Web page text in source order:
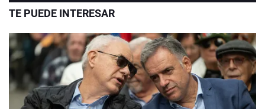
TE PUEDE INTERESAR